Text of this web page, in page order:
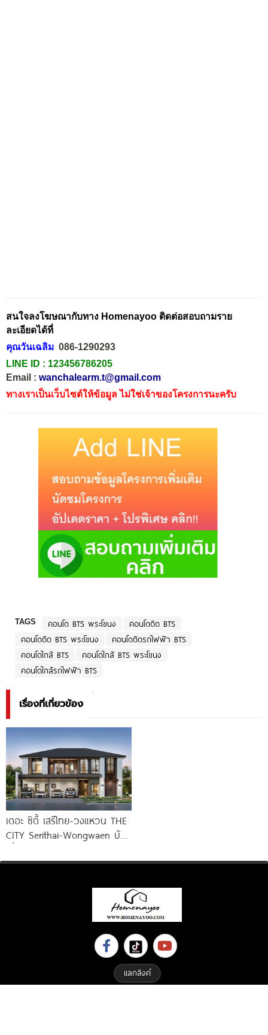
สนใจลงโฆษณากับทาง Homenayoo ติดต่อสอบถามราย
ละเอียดได้ที่
คุณวันเฉลิม 086-1290293
LINE ID : 123456786205
Email : wanchalearm.t@gmail.com
ทางเราเป็นเว็บไซต์ให้ข้อมูล ไม่ใช่เจ้าของโครงการนะครับ
TAGS คอนโด BTS พระโขนง
คอนโดติด BTS
คอนโดติด BTS พระโขนง
คอนโดติดรถไฟฟ้า BTS
คอนโดใกล้ BTS
คอนโดใกล้ BTS พระโขนง
คอนโดใกล้รถไฟฟ้า BTS
เรื่องที่เกี่ยวข้อง
เดอะ ซิตี้ เสรีไทย-วงแหวน THE
CITY Serithai-Wongwaen บ้าน
แลกลิงค์